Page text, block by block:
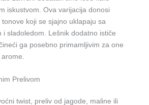
iskustvom. Ova varijacija donosi
koji se sjajno uklapaju sa
i sladoledom. Lešnik dodatno ističe
ga posebno primamljivim za one
Prelivom
twist, preliv od jagode, maline ili